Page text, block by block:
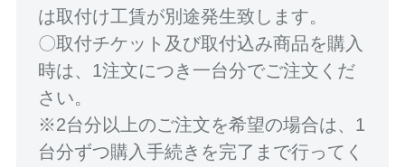
は取付け工賃が別途発生致します。
〇取付チケット及び取付込み商品を購入
時は、1注文につき一台分でご注文くだ
さい。
※2台分以上のご注文を希望の場合は、1
台分ずつ購入手続きを完了まで行ってく